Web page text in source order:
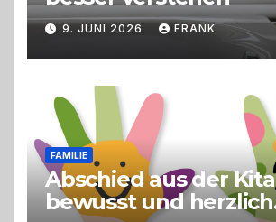
9. JUNI 2026 FRANK
FAMILIE
Abschied aus der Kita
bewusst und herzlich